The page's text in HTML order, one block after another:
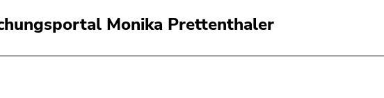
Monika Prettenthaler